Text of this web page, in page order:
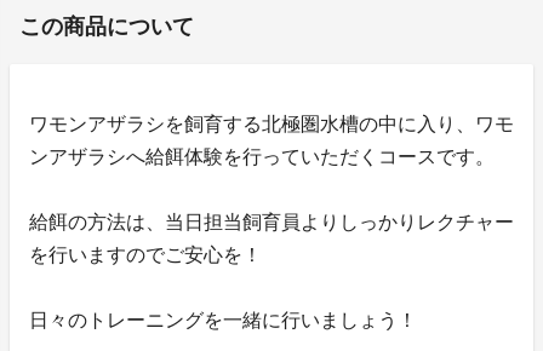
この商品について
ワモンアザラシを飼育する北極圏水槽の中に入り、ワモ
ンアザラシへ給餌体験を行っていただくコースです。
給餌の方法は、当日担当飼育員よりしっかりレクチャー
を行いますのでご安心を！
日々のトレーニングを一緒に行いましょう！